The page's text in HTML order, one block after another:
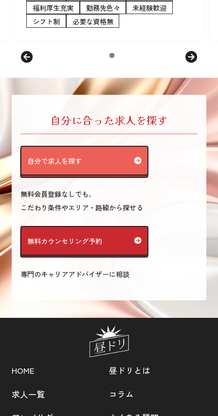
福利厚生充実
勤務先色々
未経験歓迎
シフト制
必要な資格無
自分に合った求人を探す
自分で求人を探す
無料会員登録なしでも、
こだわり条件やエリア・路線から探せる
無料カウンセリング予約
専門のキャリアアドバイザーに相談
HOME 昼ドリとは
求人一覧 コラム